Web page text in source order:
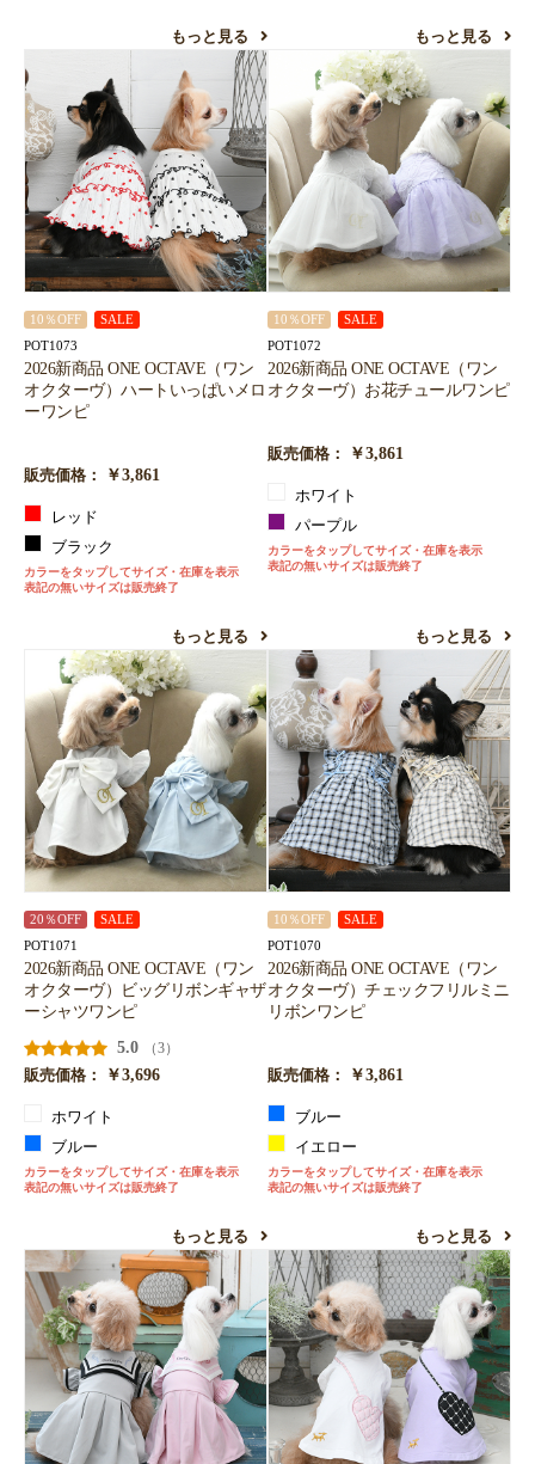
もっと見る もっと見る
10％OFF SALE
POT1073
2026新商品 ONE OCTAVE（ワン
オクターヴ）ハートいっぱいメロ
ーワンピ
販売価格： ￥3,861
レッド
ブラック
カラーをタップしてサイズ・在庫を表示
表記の無いサイズは販売終了
もっと見る
10％OFF SALE
POT1072
2026新商品 ONE OCTAVE（ワン
オクターヴ）お花チュールワンピ
販売価格： ￥3,861
ホワイト
パープル
カラーをタップしてサイズ・在庫を表示
表記の無いサイズは販売終了
もっと見る
20％OFF SALE
POT1071
2026新商品 ONE OCTAVE（ワン
オクターヴ）ビッグリボンギャザ
ーシャツワンピ
5.0
（3）
販売価格：
￥3,696
ホワイト
ブルー
カラーをタップしてサイズ・在庫を表示
表記の無いサイズは販売終了
もっと見る
10％OFF SALE
POT1070
2026新商品 ONE OCTAVE（ワン
オクターヴ）チェックフリルミニ
リボンワンピ
販売価格： ￥3,861
ブルー
イエロー
カラーをタップしてサイズ・在庫を表示
表記の無いサイズは販売終了
もっと見る